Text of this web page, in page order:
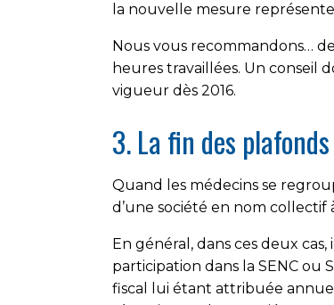
la nouvelle mesure
Nous vous recommandons…
heures travaillées. Un conseil
vigueur dès 2016.
3. La fin des
Quand les médecins se
d’une société en nom collectif
En général, dans ces deux
participation dans la SENC ou
fiscal lui étant attribuée